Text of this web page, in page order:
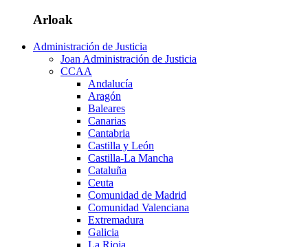
Arloak
Administración de Justicia
Joan Administración de Justicia
CCAA
Andalucía
Aragón
Baleares
Canarias
Cantabria
Castilla y León
Castilla-La Mancha
Cataluña
Ceuta
Comunidad de Madrid
Comunidad Valenciana
Extremadura
Galicia
La Rioja